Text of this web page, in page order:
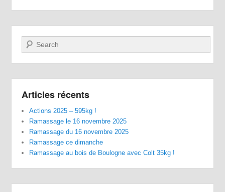
Recherche
Articles récents
Actions 2025 – 595kg !
Ramassage le 16 novembre 2025
Ramassage du 16 novembre 2025
Ramassage ce dimanche
Ramassage au bois de Boulogne avec Colt 35kg !